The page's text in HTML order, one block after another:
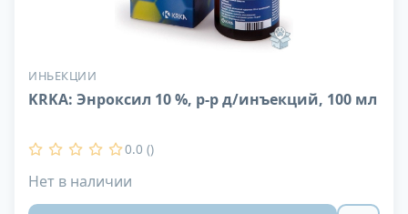
ИНЬЕКЦИИ
KRKA: Энроксил 10 %, р-р д/инъекций, 100 мл
0.0 ()
Нет в наличии